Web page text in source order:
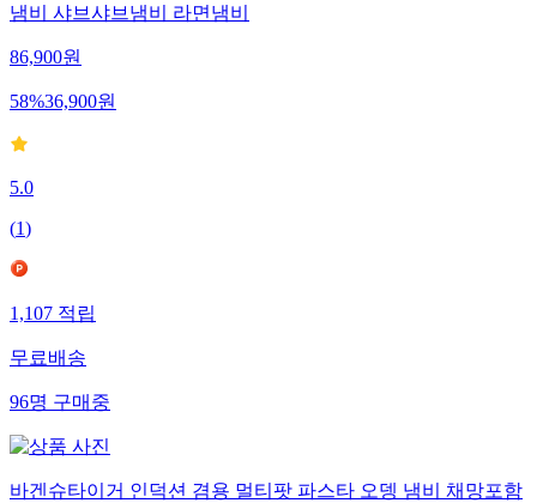
냄비 샤브샤브냄비 라면냄비
86,900원
58%36,900원
5.0
(1)
1,107 적립
무료배송
96명 구매중
바겐슈타이거 인덕션 겸용 멀티팟 파스타 오뎅 냄비 채망포함